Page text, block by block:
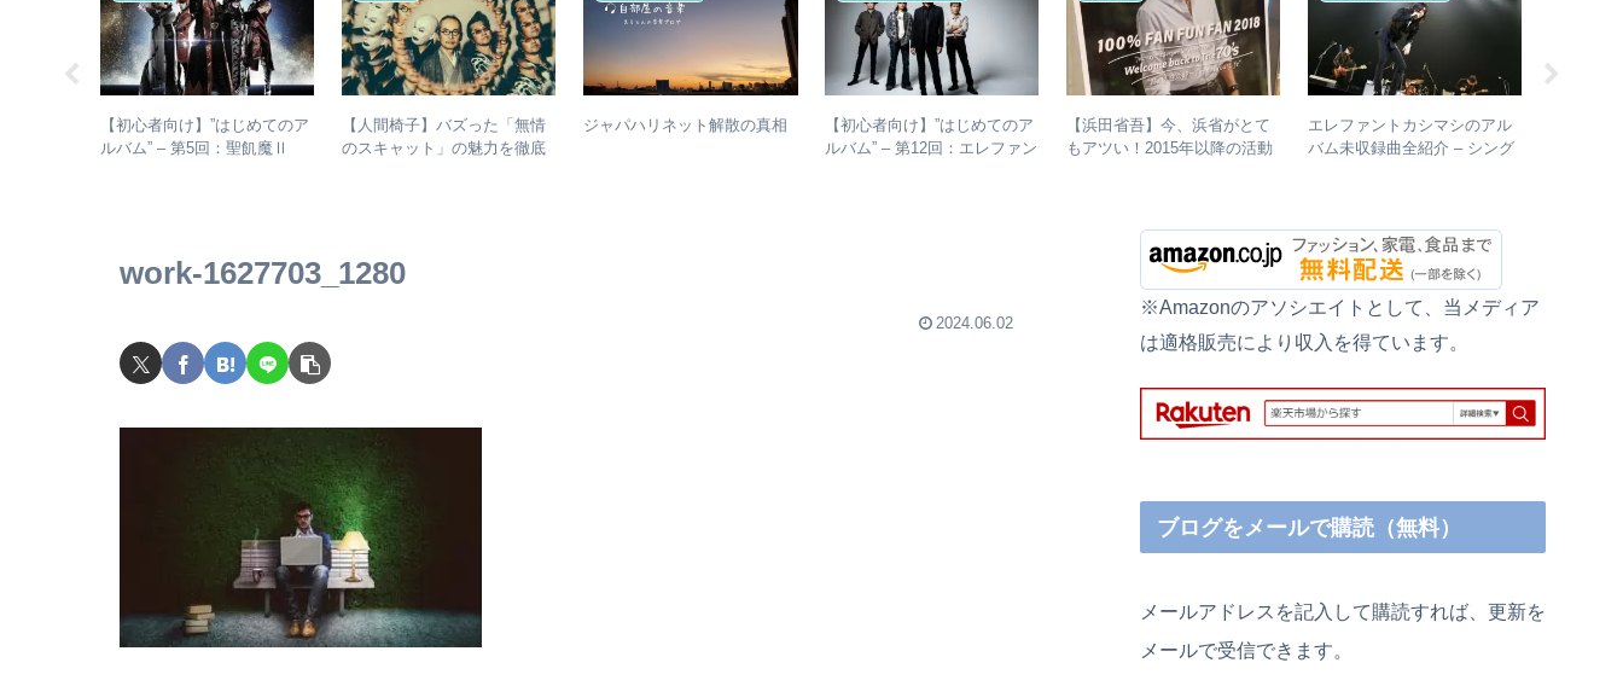
【初心者向け】”はじめてのア
ルバム” – 第5回：聖飢魔Ⅱ
【人間椅子】バズった「無情
のスキャット」の魅力を徹底
ジャパハリネット解散の真相
【初心者向け】”はじめてのア
ルバム” – 第12回：エレファン
【浜田省吾】今、浜省がとて
もアツい！2015年以降の活動
エレファントカシマシのアル
バム未収録曲全紹介 – シング
work-1627703_1280
2024.06.02
※Amazonのアソシエイトとして、当メディア
は適格販売により収入を得ています。
ブログをメールで購読（無料）
メールアドレスを記入して購読すれば、更新を
メールで受信できます。